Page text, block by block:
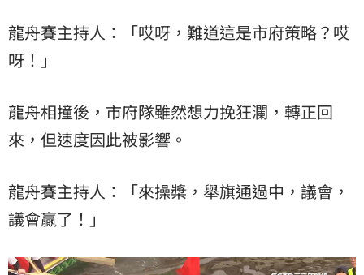
龍舟賽主持人：「哎呀，難道這是市府策略？哎
呀！」
龍舟相撞後，市府隊雖然想力挽狂瀾，轉正回
來，但速度因此被影響。
龍舟賽主持人：「來操槳，舉旗通過中，議會，
議會贏了！」